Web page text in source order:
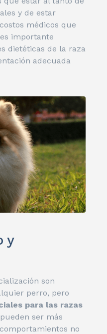
y de estar
médicos que
importante
dietéticas de la raza
adecuada
y
son
perro, pero
para las razas
ser más
no